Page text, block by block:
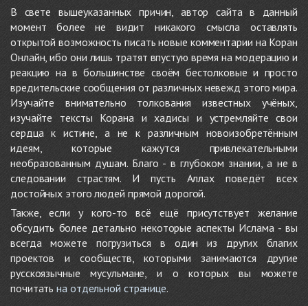
В свете вышеуказанных причин, автор сайта в данный
момент более не видит никакого смысла оставлять
открытой возможность писать новые комментарии на Коран
Онлайн, ибо они лишь тратят впустую время на модерацию и
реакцию на в большинстве своём бестолковые и просто
вредительские сообщения от различных невежд этого мира.
Изучайте внимательно толкования известных учёных,
изучайте тексты Корана и хадисы и устремляйте свои
сердца к истине, а не к различным новоизобретённым
идеям, которые кажутся привлекательными
необразованным душам. Благо - в глубоком знании, а не в
следовании страстям. И пусть Аллах поведёт всех
достойных этого людей прямой дорогой.
Также, если у кого-то всё ещё присутствует желание
обсудить более детально некоторые аспекты Ислама - вы
всегда можете погрузиться в один из других благих
проектов и сообществ, которыми занимаются другие
русскоязычные мусульмане, и о которых вы можете
почитатьна отдельной странице.